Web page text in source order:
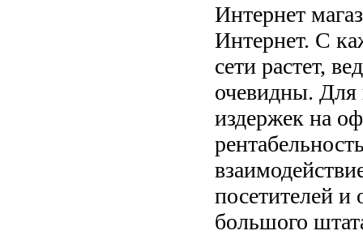
Интернет
Интернет. С
сети растет,
очевидны. Для
издержек на
посетителей и
большого